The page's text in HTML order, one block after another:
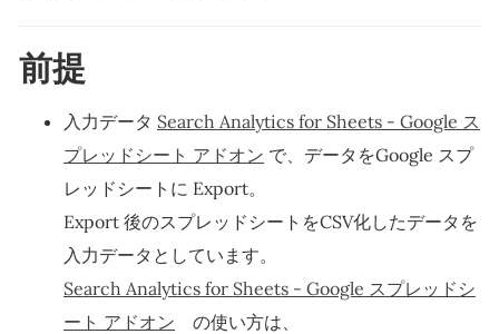
前提
入力データ Search Analytics for Sheets - Google ス
プレッドシート アドオン で、データをGoogle スプ
レッドシートに Export。
Export 後のスプレッドシートをCSV化したデータを
入力データとしています。
Search Analytics for Sheets - Google スプレッドシ
ート アドオン の使い方は、